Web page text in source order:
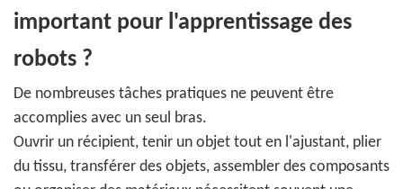
important pour l'apprentissage des
robots ?
De nombreuses tâches pratiques ne peuvent être
accomplies avec un seul bras.
Ouvrir un récipient, tenir un objet tout en l'ajustant, plier
du tissu, transférer des objets, assembler des composants